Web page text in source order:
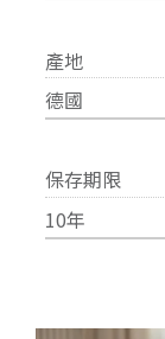
產地
德國
保存期限
10年